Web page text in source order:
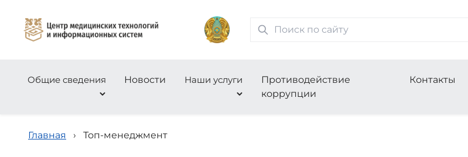
Общие сведения Новости Наши услуги
Противодействие
коррупции
Контакты
Главная › Топ-менеджмент